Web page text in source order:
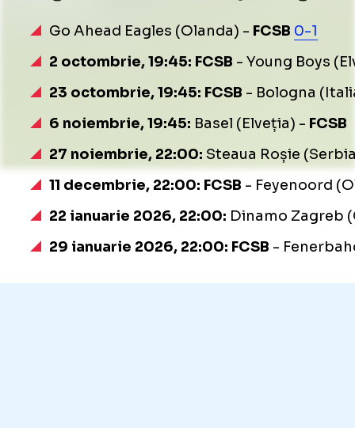
Go Ahead Eagles (Olanda) - FCSB 0-1
2 octombrie, 19:45: FCSB - Young Boys
23 octombrie, 19:45: FCSB - Bologna
6 noiembrie, 19:45: Basel (Elveția) - FCSB
27 noiembrie, 22:00: Steaua Roșie
11 decembrie, 22:00: FCSB - Feyenoord
22 ianuarie 2026, 22:00: Dinamo Zagreb
29 ianuarie 2026, 22:00: FCSB -
Foto /15:Go Ahead Eagles - FCSB, meci